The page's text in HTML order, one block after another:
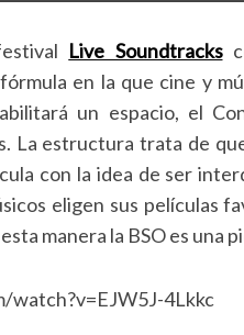
Live Soundtracks
en la que cine y
un espacio, el
La estructura trata de
con la idea de ser
eligen sus películas
manera la BSO es una
4Lkkc